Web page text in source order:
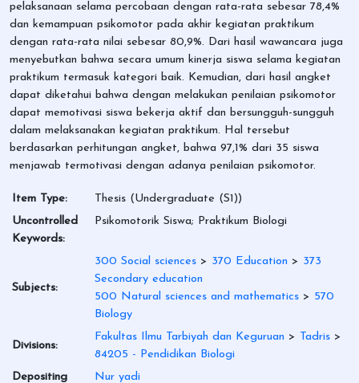
pelaksanaan selama percobaan dengan rata-rata sebesar 78,4%
dan kemampuan psikomotor pada akhir kegiatan praktikum
dengan rata-rata nilai sebesar 80,9%. Dari hasil wawancara juga
menyebutkan bahwa secara umum kinerja siswa selama kegiatan
praktikum termasuk kategori baik. Kemudian, dari hasil angket
dapat diketahui bahwa dengan melakukan penilaian psikomotor
dapat memotivasi siswa bekerja aktif dan bersungguh-sungguh
dalam melaksanakan kegiatan praktikum. Hal tersebut
berdasarkan perhitungan angket, bahwa 97,1% dari 35 siswa
menjawab termotivasi dengan adanya penilaian psikomotor.
Item Type:
Thesis (Undergraduate (S1))
Uncontrolled
Keywords:
Psikomotorik Siswa; Praktikum Biologi
Subjects:
300 Social sciences > 370 Education > 373
Secondary education
500 Natural sciences and mathematics > 570
Biology
Divisions:
Fakultas Ilmu Tarbiyah dan Keguruan > Tadris >
84205 - Pendidikan Biologi
Depositing
Nur yadi